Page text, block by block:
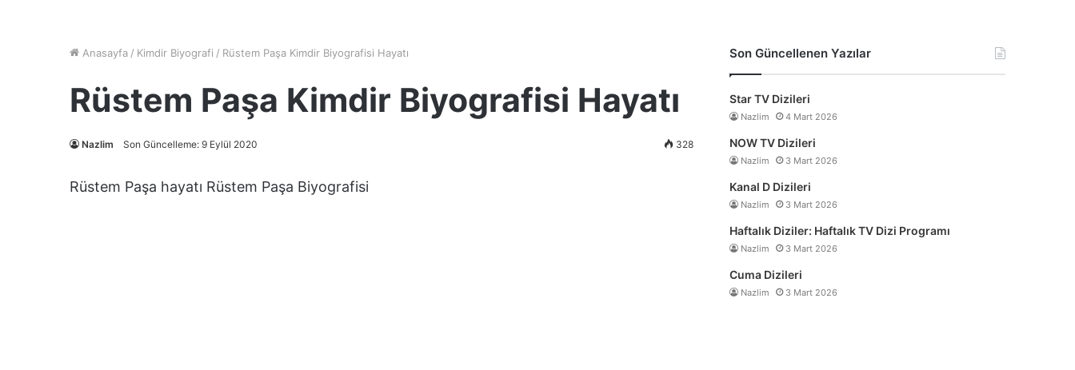
Anasayfa / Kimdir Biyografi / Rüstem Paşa Kimdir Biyografisi Hayatı
Rüstem Paşa Kimdir Biyografisi Hayatı
Nazlim Son Güncelleme: 9 Eylül 2020 328
Rüstem Paşa hayatı Rüstem Paşa Biyografisi
Son Güncellenen Yazılar
Star TV Dizileri
Nazlim 4 Mart 2026
NOW TV Dizileri
Nazlim 3 Mart 2026
Kanal D Dizileri
Nazlim 3 Mart 2026
Haftalık Diziler: Haftalık TV Dizi Programı
Nazlim 3 Mart 2026
Cuma Dizileri
Nazlim 3 Mart 2026